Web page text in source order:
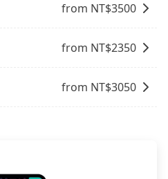
專人協助回覆確認是否能
from NT$3500
from NT$2350
from NT$3050